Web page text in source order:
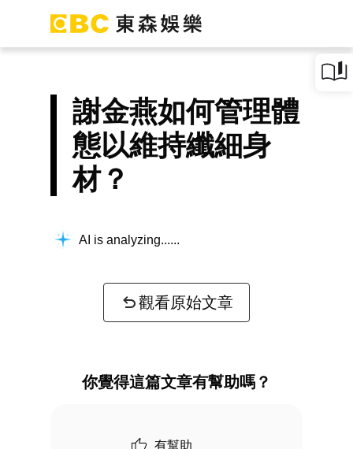
謝金燕如何管理體
態以維持纖細身
材？
AI is analyzing...
觀看原始文章
你覺得這篇文章有幫助嗎？
有幫助